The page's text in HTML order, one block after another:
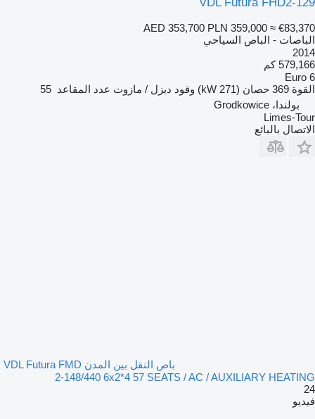
AED 353,700 PLN 359,000 ≈ €83,370
الباصات - الباص السياحي
2014
579,166 كم
Euro 6
القوة 369 حصان (271 kW) وقود ديزل / مازوت عدد المقاعد 55
بولندا، Grodkowice
Limes-Tour
الاتصال بالبائع
باص النقل بين المدن VDL Futura FMD
2-148/440 6x2*4 57 SEATS / AC / AUXILIARY HEATING
24
فيديو